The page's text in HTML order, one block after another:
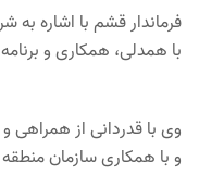
فرماندار قشم با اشاره
با همدلی، همکاری و
وی با قدردانی از همراهی
و با همکاری سازمان منطقه